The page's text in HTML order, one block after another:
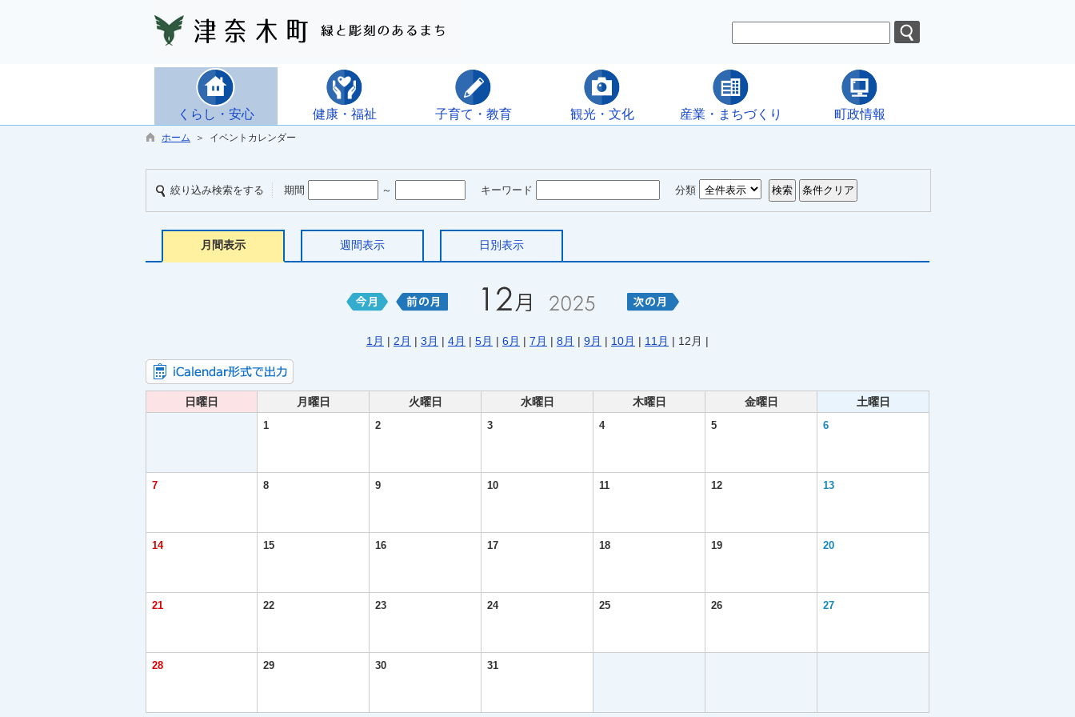
くらし・安心 健康・福祉 子育て・教育 観光・文化 産業・まちづくり 町政情報
ホーム ＞ イベントカレンダー
絞り込み検索をする 期間 ～ キーワード 分類
月間表示 週間表示 日別表示
1月 | 2月 | 3月 | 4月 | 5月 | 6月 | 7月 | 8月 | 9月 | 10月 | 11月 | 12月 |
日曜日 月曜日 火曜日 水曜日 木曜日 金曜日 土曜日
1 2 3 4 5 6
7 8 9 10 11 12 13
14 15 16 17 18 19 20
21 22 23 24 25 26 27
28 29 30 31